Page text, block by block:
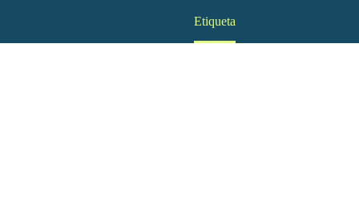
Etiqueta